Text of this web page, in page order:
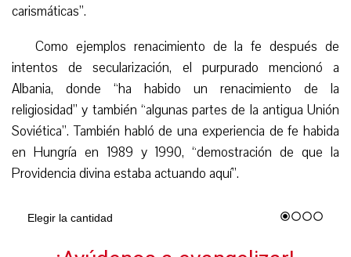
carismáticas”.
Como ejemplos renacimiento de la fe después de
intentos de secularización, el purpurado mencionó a
Albania, donde “ha habido un renacimiento de la
religiosidad” y también “algunas partes de la antigua Unión
Soviética”. También habló de una experiencia de fe habida
en Hungría en 1989 y 1990, “demostración de que la
Providencia divina estaba actuando aquí”.